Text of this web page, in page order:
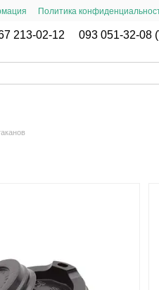
Политика
213-02-12 093 051-32-08